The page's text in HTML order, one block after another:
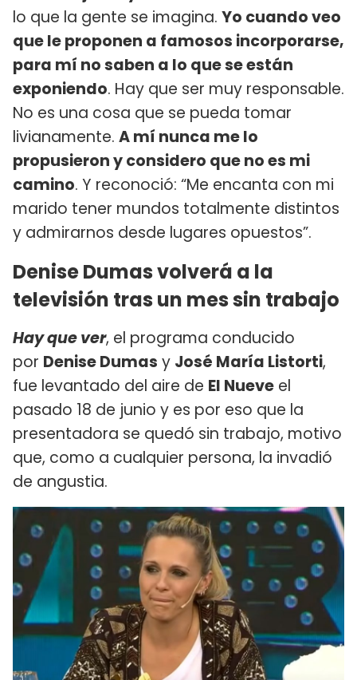
lo que la gente se imagina. Yo cuando veo
que le proponen a famosos incorporarse,
para mí no saben a lo que se están
exponiendo. Hay que ser muy responsable.
No es una cosa que se pueda tomar
livianamente. A mí nunca me lo
propusieron y considero que no es mi
camino. Y reconoció: “Me encanta con mi
marido tener mundos totalmente distintos
y admirarnos desde lugares opuestos”.
Denise Dumas volverá a la
televisión tras un mes sin trabajo
Hay que ver, el programa conducido
por Denise Dumas y José María Listorti,
fue levantado del aire de El Nueve el
pasado 18 de junio y es por eso que la
presentadora se quedó sin trabajo, motivo
que, como a cualquier persona, la invadió
de angustia.